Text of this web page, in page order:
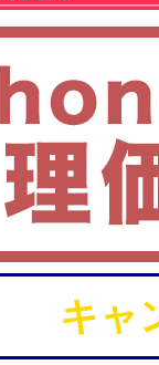
キャ